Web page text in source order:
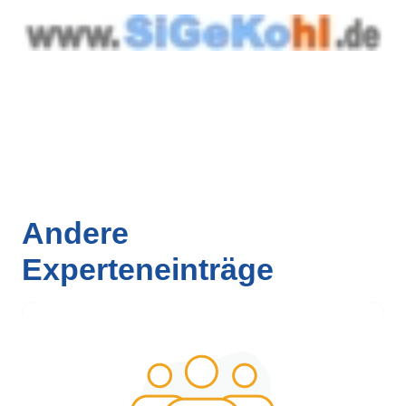
Andere
Experteneinträge